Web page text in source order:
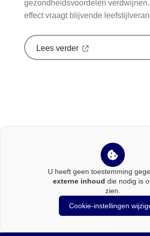
gezondheidsvoordelen
effect vraagt blijvende
Lees verder over
zorggids
U heeft geen toestemming
externe inhoud die nodig is
zien.
Cookie-instellingen